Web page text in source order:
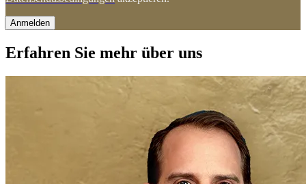
Anmelden
Erfahren Sie mehr über uns